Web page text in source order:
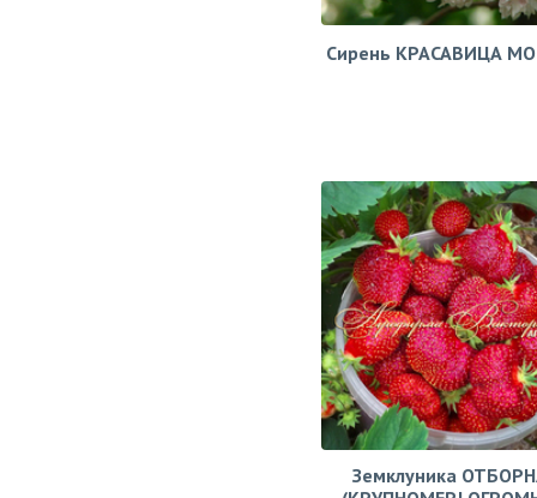
Сирень КРАСАВИЦА
Земклуника